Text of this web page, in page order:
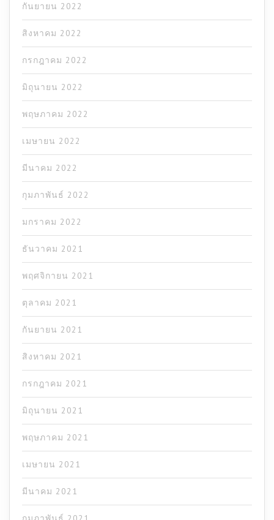
กันยายน 2022
สิงหาคม 2022
กรกฎาคม 2022
มิถุนายน 2022
พฤษภาคม 2022
เมษายน 2022
มีนาคม 2022
กุมภาพันธ์ 2022
มกราคม 2022
ธันวาคม 2021
พฤศจิกายน 2021
ตุลาคม 2021
กันยายน 2021
สิงหาคม 2021
กรกฎาคม 2021
มิถุนายน 2021
พฤษภาคม 2021
เมษายน 2021
มีนาคม 2021